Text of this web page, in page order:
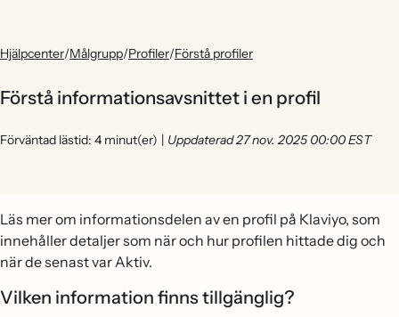
Hjälpcenter/Målgrupp/Profiler/Förstå profiler
Förstå informationsavsnittet i en profil
Förväntad lästid: 4 minut(er) | Uppdaterad 27 nov. 2025 00:00 EST
Läs mer om informationsdelen av en profil på Klaviyo, som
innehåller detaljer som när och hur profilen hittade dig och
när de senast var Aktiv.
Vilken information finns tillgänglig?